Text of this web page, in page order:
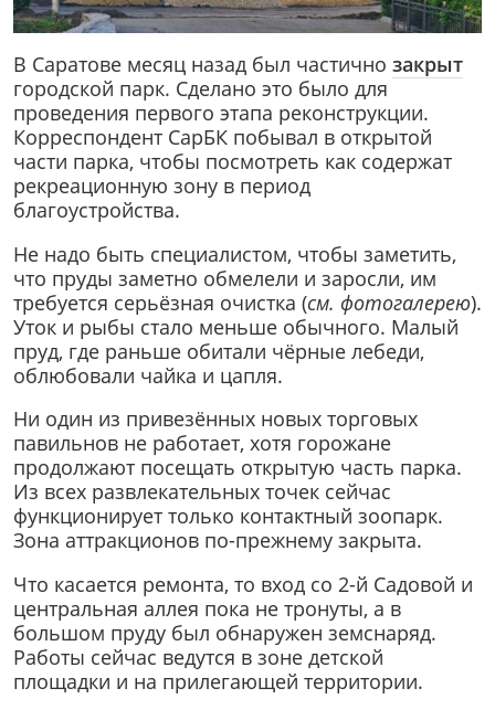
В Саратове месяц назад был частично закрыт
городской парк. Сделано это было для
проведения первого этапа реконструкции.
Корреспондент СарБК побывал в открытой
части парка, чтобы посмотреть как содержат
рекреационную зону в период
благоустройства.
Не надо быть специалистом, чтобы заметить,
что пруды заметно обмелели и заросли, им
требуется серьёзная очистка (см. фотогалерею).
Уток и рыбы стало меньше обычного. Малый
пруд, где раньше обитали чёрные лебеди,
облюбовали чайка и цапля.
Ни один из привезённых новых торговых
павильнов не работает, хотя горожане
продолжают посещать открытую часть парка.
Из всех развлекательных точек сейчас
функционирует только контактный зоопарк.
Зона аттракционов по-прежнему закрыта.
Что касается ремонта, то вход со 2-й Садовой и
центральная аллея пока не тронуты, а в
большом пруду был обнаружен земснаряд.
Работы сейчас ведутся в зоне детской
площадки и на прилегающей территории.